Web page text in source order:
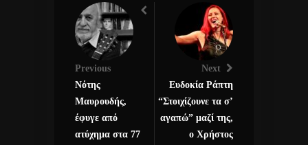
Previous
Νότης
Μαυρουδής,
έφυγε από
ατύχημα στα 77
Next
Ευδοκία Ράπτη
“Στοιχίζουνε τα σ’
αγαπώ” μαζί της,
ο Χρήστος